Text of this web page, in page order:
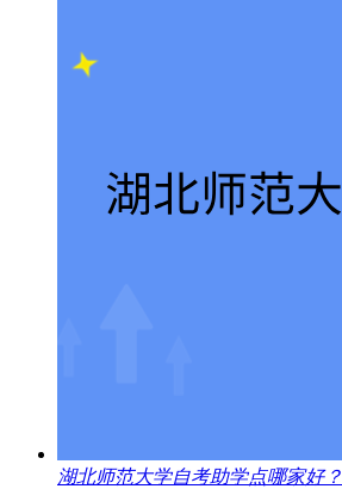
湖北师范大学自考助学点哪家好？